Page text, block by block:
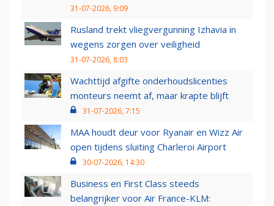
31-07-2026, 9:09
Rusland trekt vliegvergunning Izhavia in
wegens zorgen over veiligheid
31-07-2026, 8:03
Wachttijd afgifte onderhoudslicenties
monteurs neemt af, maar krapte blijft
31-07-2026, 7:15
MAA houdt deur voor Ryanair en Wizz Air
open tijdens sluiting Charleroi Airport
30-07-2026, 14:30
Business en First Class steeds
belangrijker voor Air France-KLM: